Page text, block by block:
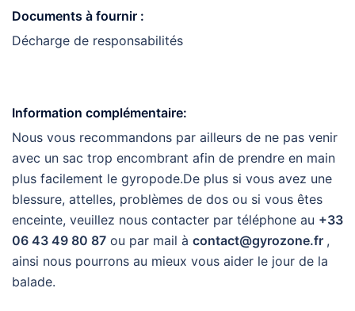
Documents à fournir :
Décharge de responsabilités
Information complémentaire:
Nous vous recommandons par ailleurs de ne pas venir
avec un sac trop encombrant afin de prendre en main
plus facilement le gyropode.De plus si vous avez une
blessure, attelles, problèmes de dos ou si vous êtes
enceinte, veuillez nous contacter par téléphone au +33
06 43 49 80 87 ou par mail à contact@gyrozone.fr ,
ainsi nous pourrons au mieux vous aider le jour de la
balade.